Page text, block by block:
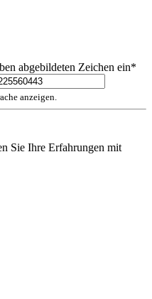
abgebildeten Zeichen ein*
anzeigen.
Sie Ihre Erfahrungen mit